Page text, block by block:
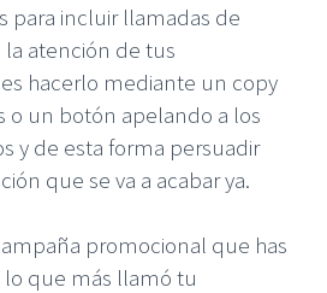
para incluir llamadas de
atención de tus
hacerlo mediante un copy
o un botón apelando a los
y de esta forma persuadir
que se va a acabar ya.
promocional que has
lo que más llamó tu